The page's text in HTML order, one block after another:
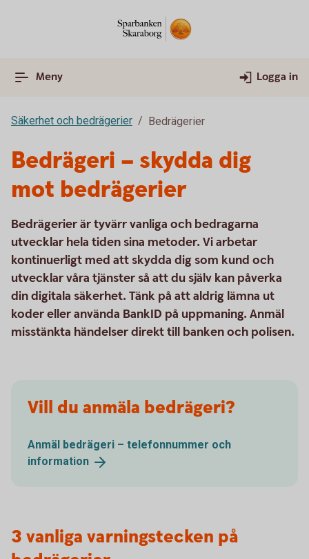
Meny Logga in
Säkerhet och bedrägerier Bedrägerier
Bedrägeri – skydda dig
mot bedrägerier
Bedrägerier är tyvärr vanliga och bedragarna
utvecklar hela tiden sina metoder. Vi arbetar
kontinuerligt med att skydda dig som kund och
utvecklar våra tjänster så att du själv kan påverka
din digitala säkerhet. Tänk på att aldrig lämna ut
koder eller använda BankID på uppmaning. Anmäl
misstänkta händelser direkt till banken och polisen.
Vill du anmäla bedrägeri?
Anmäl bedrägeri – telefonnummer och
information
3 vanliga varningstecken på